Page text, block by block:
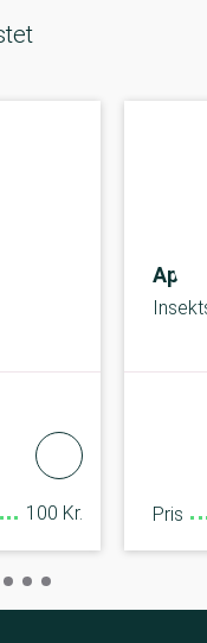
100 Kr. Pris